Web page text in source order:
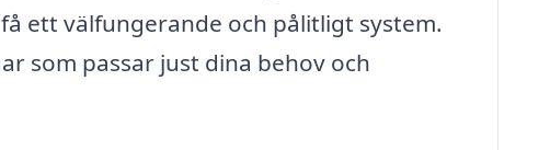
ett välfungerande och pålitligt system.
som passar just dina behov och